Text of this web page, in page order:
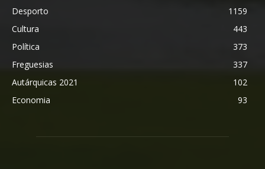
Desporto
1159
Cultura
443
Política
373
Freguesias
337
Autárquicas 2021
102
Economia
93